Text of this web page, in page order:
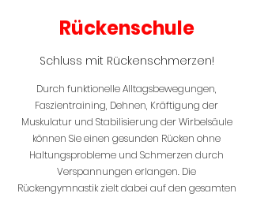
Rückenschule
Schluss mit Rückenschmerzen!
Durch funktionelle Alltagsbewegungen,
Faszientraining, Dehnen, Kräftigung der
Muskulatur und Stabilisierung der Wirbelsäule
können Sie einen gesunden Rücken ohne
Haltungsprobleme und Schmerzen durch
Verspannungen erlangen. Die
Rückengymnastik zielt dabei auf den gesamten